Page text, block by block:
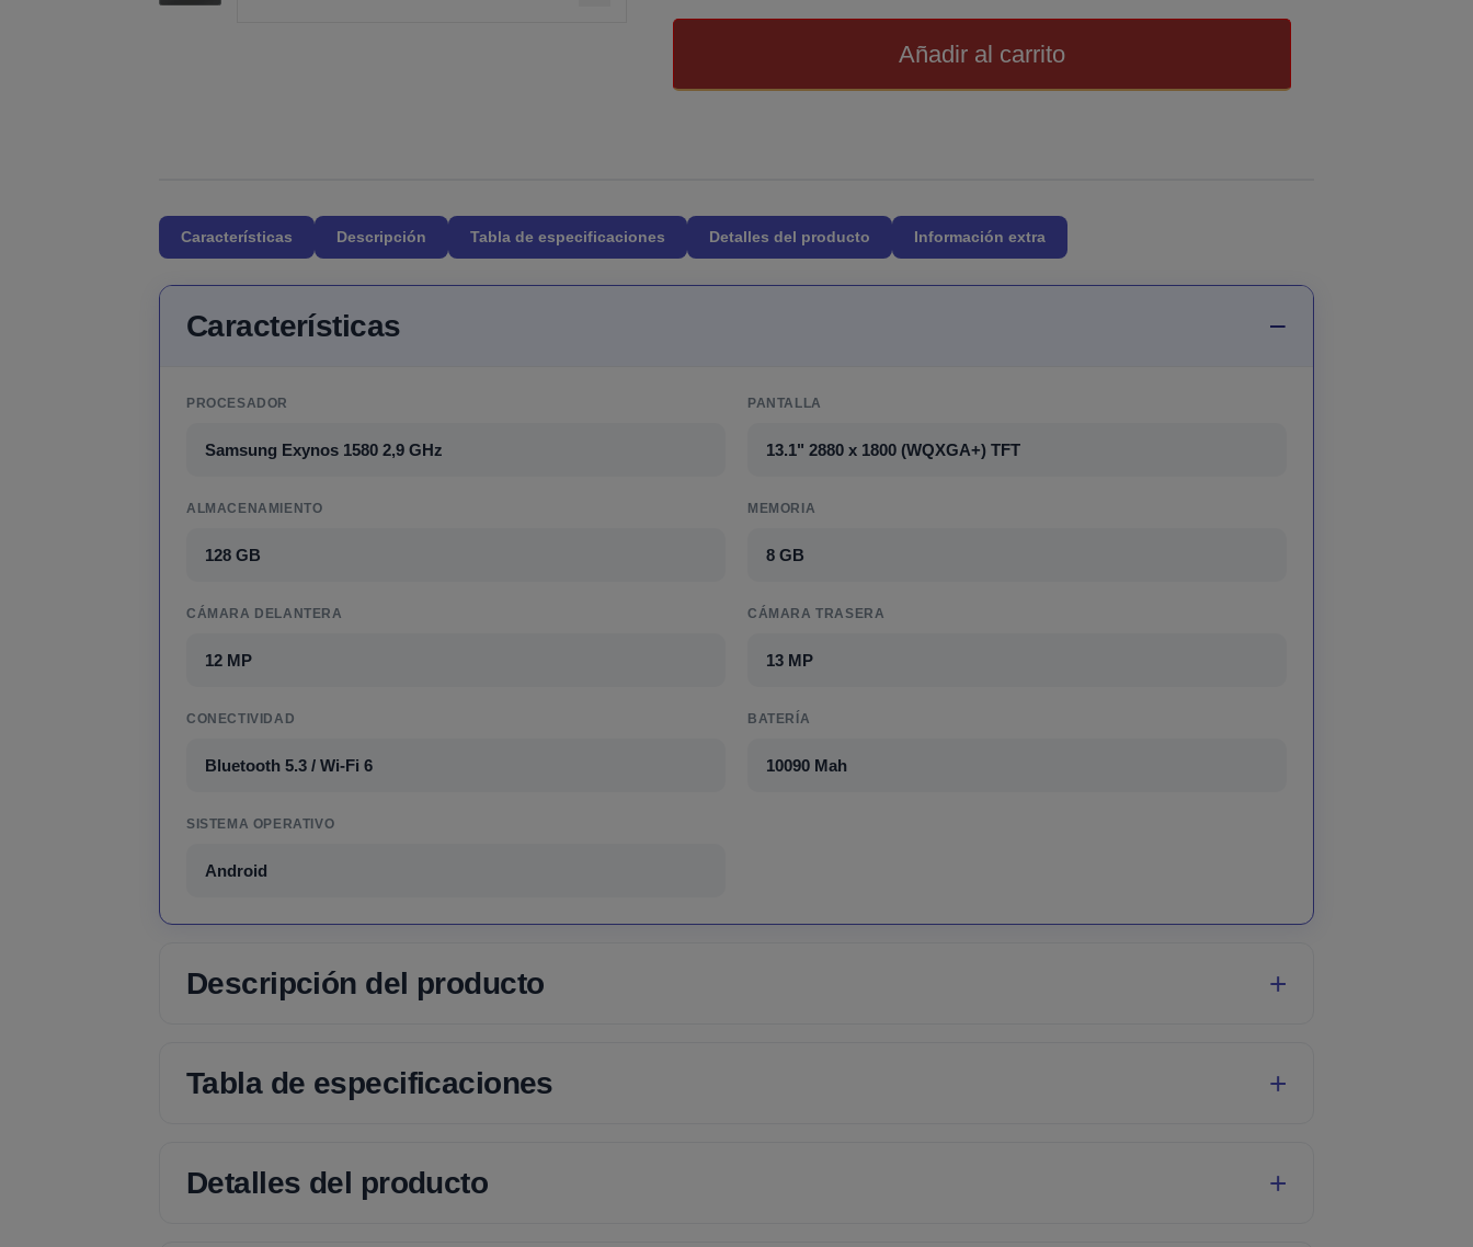
Añadir al carrito
Características Descripción Tabla de especificaciones Detalles del producto Información extra
Características
PROCESADOR
Samsung Exynos 1580 2,9 GHz
PANTALLA
13.1" 2880 x 1800 (WQXGA+) TFT
ALMACENAMIENTO
128 GB
MEMORIA
8 GB
CÁMARA DELANTERA
12 MP
CÁMARA TRASERA
13 MP
CONECTIVIDAD
Bluetooth 5.3 / Wi-Fi 6
BATERÍA
10090 Mah
SISTEMA OPERATIVO
Android
Descripción del producto
Tabla de especificaciones
Detalles del producto